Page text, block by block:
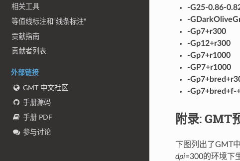
相关工具
等值线标注和“线条标注”
贡献指南
贡献者列表
外部链接
GMT 中文社区
手册源码
手册 PDF
参与讨论
-G25-0.86-
-
-Gp7+r300
-Gp12+r300
-Gp7+r1000
-GP7+r1000
-
-Gp7+bred+f-
附录: GMT
下图列出了GMT
dpi=300的环境下